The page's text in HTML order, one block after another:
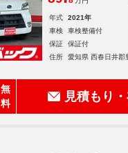
年式 2021年
車検
車検整備付
保証
保証付
住所
愛知県 西春日井郡
無
料
見積もり